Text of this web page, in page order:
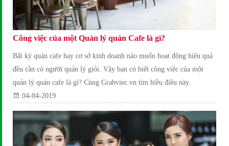
Công việc của một Quản lý quán Cafe là gì?
Bất kỳ quán cafe hay cơ sở kinh doanh nào muốn hoạt động hiệu quả
đều cần có người quản lý giỏi. Vậy bạn có biết công việc của một
quản lý quán cafe là gì? Cùng Grabviec.vn tìm hiều điều này.
04-04-2019